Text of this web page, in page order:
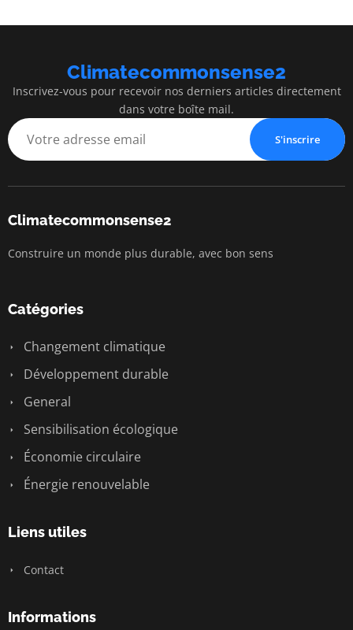
Climatecommonsense2
Inscrivez-vous pour recevoir nos derniers articles directement
dans votre boîte mail.
S'inscrire
Climatecommonsense2
Construire un monde plus durable, avec bon sens
Catégories
Changement climatique
Développement durable
General
Sensibilisation écologique
Économie circulaire
Énergie renouvelable
Liens utiles
Contact
Informations